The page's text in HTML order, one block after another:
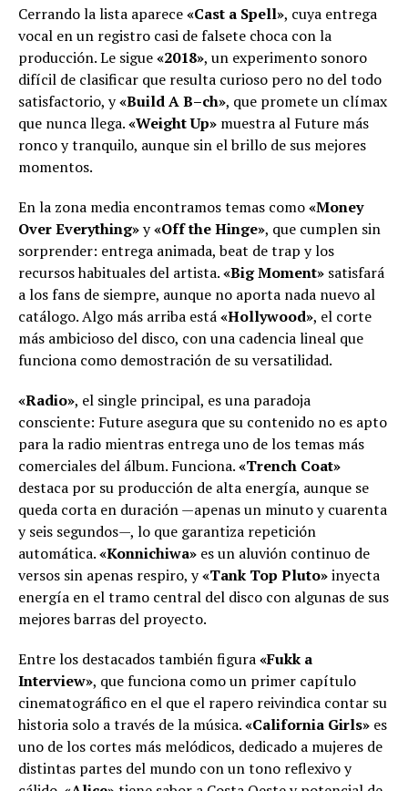
Cerrando la lista aparece«Cast a Spell», cuya entrega
vocal en un registro casi de falsete choca con la
producción. Le sigue«2018», un experimento sonoro
difícil de clasificar que resulta curioso pero no del todo
satisfactorio, y«Build A B–ch», que promete un clímax
que nunca llega.«Weight Up» muestra al Future más
ronco y tranquilo, aunque sin el brillo de sus mejores
momentos.
En la zona media encontramos temas como«Money
Over Everything»y«Off the Hinge», que cumplen sin
sorprender: entrega animada, beat de trap y los
recursos habituales del artista.«Big Moment» satisfará
a los fans de siempre, aunque no aporta nada nuevo al
catálogo. Algo más arriba está«Hollywood», el corte
más ambicioso del disco, con una cadencia lineal que
funciona como demostración de su versatilidad.
«Radio», el single principal, es una paradoja
consciente: Future asegura que su contenido no es apto
para la radio mientras entrega uno de los temas más
comerciales del álbum. Funciona.«Trench Coat»
destaca por su producción de alta energía, aunque se
queda corta en duración —apenas un minuto y cuarenta
y seis segundos—, lo que garantiza repetición
automática.«Konnichiwa» es un aluvión continuo de
versos sin apenas respiro, y«Tank Top Pluto»inyecta
energía en el tramo central del disco con algunas de sus
mejores barras del proyecto.
Entre los destacados también figura«Fukk a
Interview», que funciona como un primer capítulo
cinematográfico en el que el rapero reivindica contar su
historia solo a través de la música.«California Girls» es
uno de los cortes más melódicos, dedicado a mujeres de
distintas partes del mundo con un tono reflexivo y